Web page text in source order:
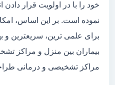
خود را با در اولویت قرار
نموده است. بر این اساس،
برای علمی ترین، سریعترین و
بیماران بین منزل و مراکز
مراکز تشخیصی و درمانی